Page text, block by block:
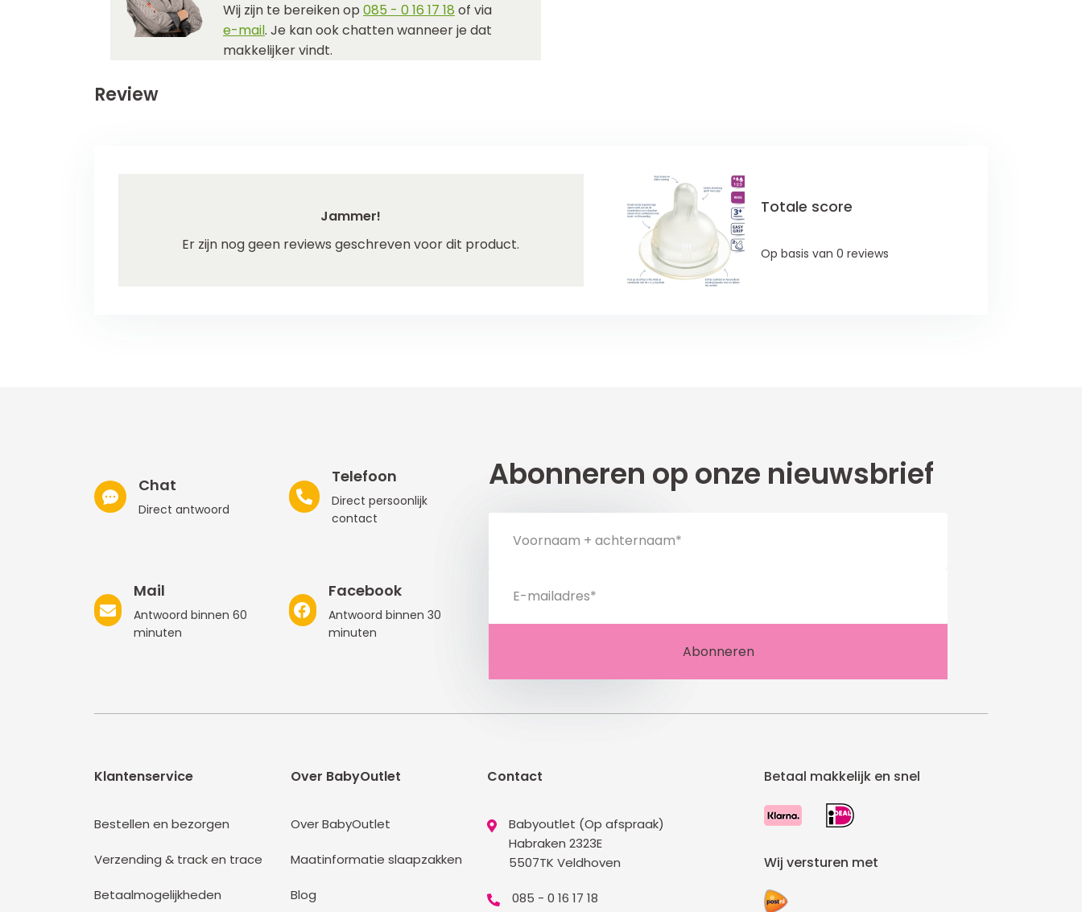
Wij zijn te bereiken op 085 - 0 16 17 18 of via
e-mail. Je kan ook chatten wanneer je dat
makkelijker vindt.
Review
Jammer!
Er zijn nog geen reviews geschreven voor dit product.
Totale score
Op basis van 0 reviews
Chat
Direct antwoord
Telefoon
Direct persoonlijk
contact
Mail
Antwoord binnen 60
minuten
Facebook
Antwoord binnen 30
minuten
Abonneren op onze nieuwsbrief
Klantenservice
Bestellen en bezorgen
Verzending & track en trace
Betaalmogelijkheden
Over BabyOutlet
Over BabyOutlet
Maatinformatie slaapzakken
Blog
Contact
Babyoutlet (Op afspraak)
Habraken 2323E
5507TK Veldhoven
085 - 0 16 17 18
Betaal makkelijk en snel
Wij versturen met